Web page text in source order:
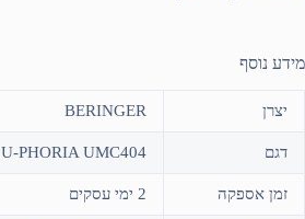
מידע נוסף
יצרן BERINGER
דגם U-PHORIA UMC404
זמן אספקה 2 ימי עסקים